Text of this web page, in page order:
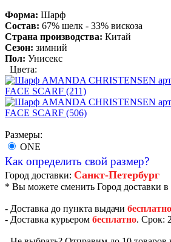
Форма: Шарф
Состав: 67% шелк - 33% вискоза
Страна производства: Китай
Сезон: зимний
Пол: Унисекс
Цвета:
Размеры:
ONE
Как определить свой размер?
Город доставки: Санкт-Петербург
* Вы можете сменить Город доставки в
- Доставка до пункта выдачи бесплатно
- Доставка курьером бесплатно. Срок: